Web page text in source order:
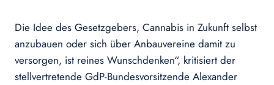
Die Idee des Gesetzgebers, Cannabis in Zukunft selbst
anzubauen oder sich über Anbauvereine damit zu
versorgen, ist reines Wunschdenken“, kritisiert der
stellvertretende GdP-Bundesvorsitzende Alexander